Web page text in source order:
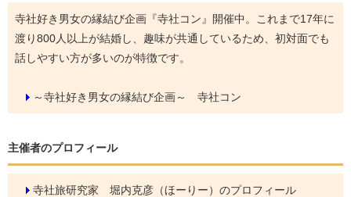
寺社好き男女の縁結び企画『寺社コン』開催中。これまで17年に
渡り800人以上が結婚し、趣味が共通しているため、初対面でも
話しやすい方が多いのが特徴です。
～寺社好き男女の縁結び企画～ 寺社コン
主催者のプロフィール
寺社旅研究家 堀内克彦（ほーりー）のプロフィール